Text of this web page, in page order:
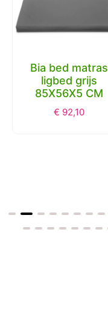
Bia bed matras
ligbed grijs
85X56X5 CM
€ 92,10